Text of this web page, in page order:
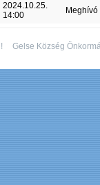
2024.10.25.
14:00
Meghívó
Gelse Község